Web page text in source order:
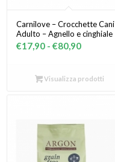
Carnilove – Crocchette Cani
Adulto – Agnello e cinghiale
€17,90 - €80,90Fascia
prezzo:
Visualizza prodotti